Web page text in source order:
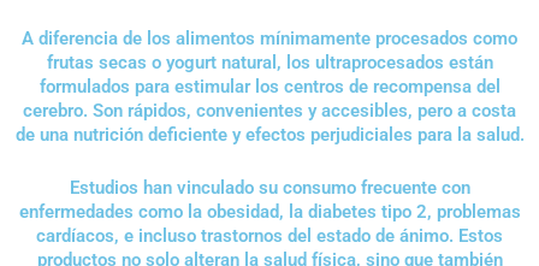
A diferencia de los alimentos mínimamente procesados como
frutas secas o yogurt natural, los ultraprocesados están
formulados para estimular los centros de recompensa del
cerebro. Son rápidos, convenientes y accesibles, pero a costa
de una nutrición deficiente y efectos perjudiciales para la salud.
Estudios han vinculado su consumo frecuente con
enfermedades como la obesidad, la diabetes tipo 2, problemas
cardíacos, e incluso trastornos del estado de ánimo. Estos
productos no solo alteran la salud física, sino que también